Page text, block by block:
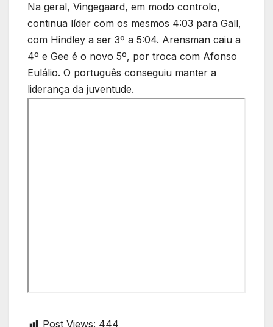
Na geral, Vingegaard, em modo controlo,
continua líder com os mesmos 4:03 para Gall,
com Hindley a ser 3º a 5:04. Arensman caiu a
4º e Gee é o novo 5º, por troca com Afonso
Eulálio. O português conseguiu manter a
liderança da juventude.
Post Views: 444